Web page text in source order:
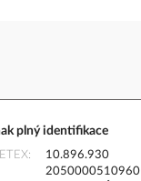
plný identifikace
10.896.930
2050000510960